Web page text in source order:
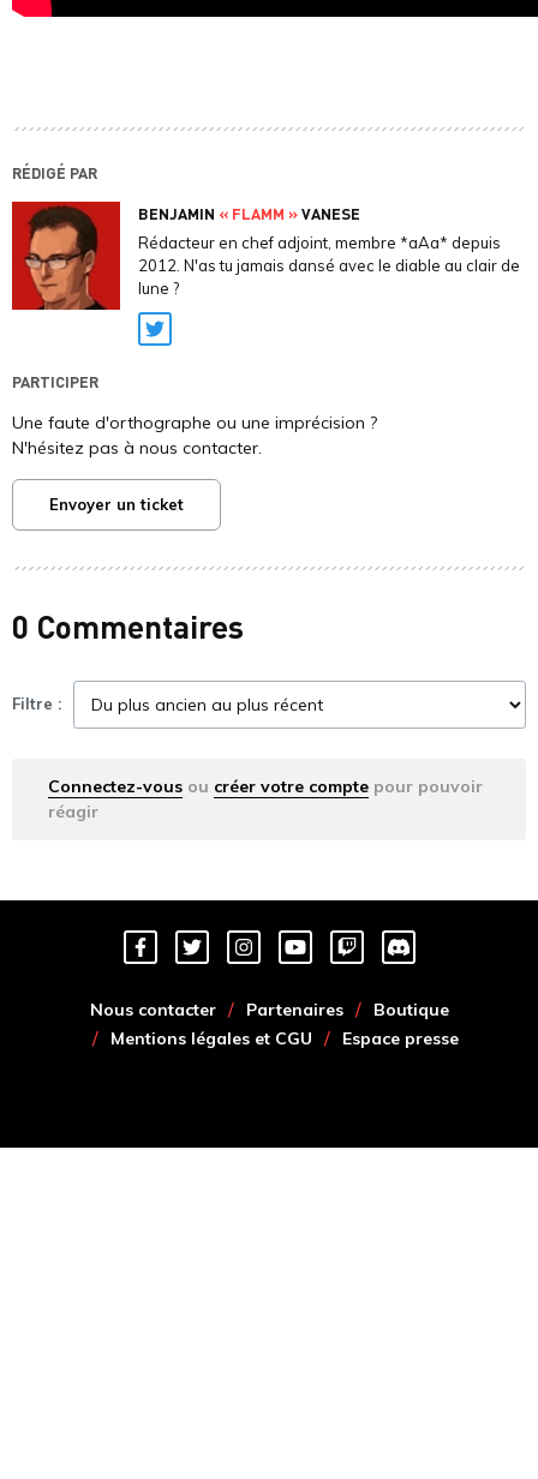
RÉDIGÉ PAR
BENJAMIN « FLAMM »VANESE
Rédacteur en chef adjoint, membre *aAa* depuis
2012. N'as tu jamais dansé avec le diable au clair de
lune ?
Twitter
PARTICIPER
Une faute d'orthographe ou une imprécision ?
N'hésitez pas à nous contacter.
Envoyer un ticket
0 Commentaires
Filtre :
Connectez-vous ou créer votre compte pour pouvoir
réagir
Nous contacter Partenaires
Boutique
Mentions légales et CGU
Espace presse